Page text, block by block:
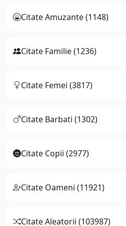
Citate Amuzante (1148)
Citate Familie (1236)
Citate Femei (3817)
Citate Barbati (1302)
Citate Copii (2977)
Citate Oameni (11921)
Citate Aleatorii (103987)